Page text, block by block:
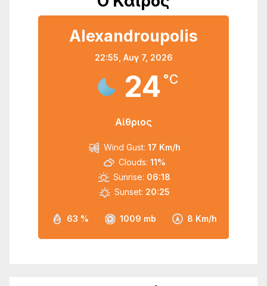
Alexandroupolis
22:55, Αυγ 7, 2026
24 °C
Αίθριος
63 % 1009 mb 8 Km/h
Wind Gust: 17 Km/h
Clouds: 11%
Sunrise: 06:18
Sunset: 20:25